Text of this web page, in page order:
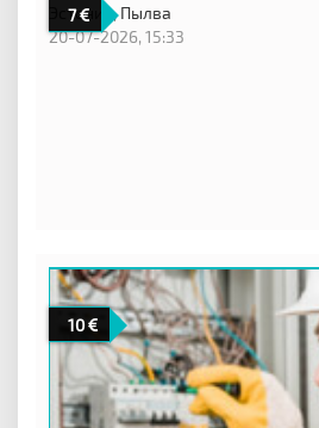
7
Эстония,Пылва
20-07-2026, 15:33
10